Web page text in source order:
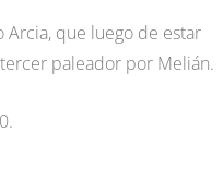
Arcia, que luego de estar
paleador por Melián.